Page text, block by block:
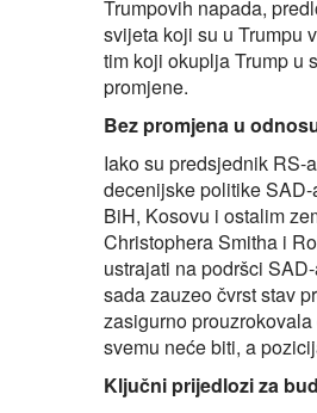
Trumpovih napada,
svijeta koji su u Trumpu
tim koji okuplja Trump u
promjene.
Bez promjena u
Iako su predsjednik
decenijske politike
BiH, Kosovu i ostalim
Christophera Smitha i
ustrajati na podršci
sada zauzeo čvrst stav
zasigurno
svemu neće biti, a
Ključni prijedlozi za